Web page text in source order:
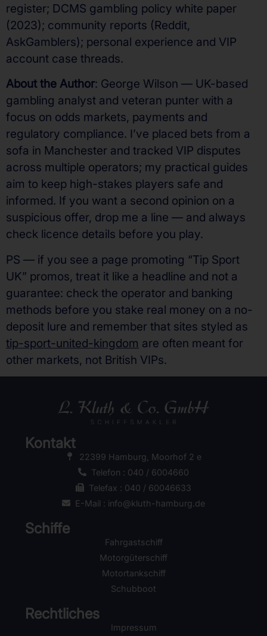
register; DCMS gambling policy white paper
(2023); community reports (Reddit,
AskGamblers); personal experience and VIP
account case threads.
About the Author: George Wilson — UK-based
gambling analyst and veteran punter with a
focus on odds markets, payments and
regulatory compliance. I’ve placed bets from a
sofa in Manchester and tracked VIP disputes
across multiple operators; my practical guides
aim to keep high-stakes players safe and
informed. If you want a second opinion on a
suspicious offer, drop me a line — and always
check licence details before you play.
PS — if you see a page promoting “Tip Sport
UK” promos, treat it like a headline and not a
guarantee: check the operator and banking
methods before you stake real money on a no-
deposit lure and remember that sites styled as
tip-sport-united-kingdom are often meant for
other markets, not British VIPs.
Kontakt
22399 Hamburg, Moorhof 2 e
Telefon : 040 / 6004660
Telefax : 040 / 60046633
E-Mail : info@kluth-hamburg.de
Schiffe
Fahrgastschiff
Motorgüterschiff
Motortankschiff
Schubboot
Rechtliches
Impressum